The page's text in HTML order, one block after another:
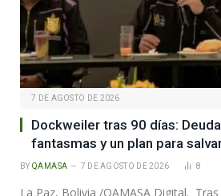
7 DE AGOSTO DE 2026
Dockweiler tras 90 días:
fantasmas y un plan para
BY QAMASA 7 DE AGOSTO DE 2026 8
La Paz, Bolivia /QAMASA Digital.